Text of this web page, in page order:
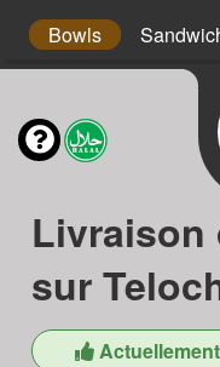
Bowls
Livraison
sur